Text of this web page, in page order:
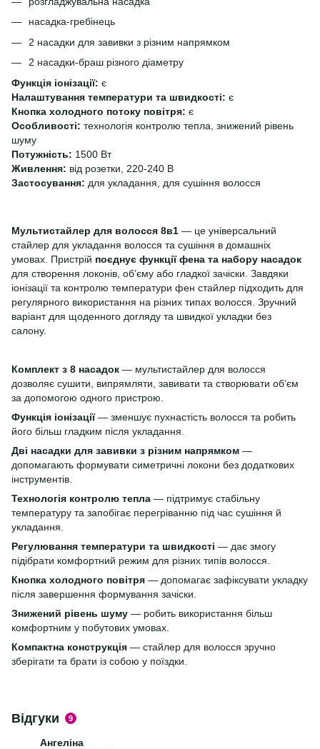
насадка-гребінець
2 насадки для завивки з різним напрямком
2 насадки-браш різного діаметру
Функція іонізації: є
Налаштування температури та швидкості: є
Кнопка холодного потоку повітря: є
Особливості: технологія контролю тепла, знижений рівень
шуму
Потужність: 1500 Вт
Живлення: від розетки, 220-240 В
Застосування: для укладання, для сушіння волосся
Мультистайлер для волосся 8в1 — це універсальний
стайлер для укладання волосся та сушіння в домашніх
умовах. Пристрій поєднує функції фена та набору насадок
для створення локонів, об’єму або гладкої зачіски. Завдяки
іонізації та контролю температури фен стайлер підходить для
регулярного використання на різних типах волосся. Зручний
варіант для щоденного догляду та швидкої укладки без
салону.
Комплект з 8 насадок — мультистайлер для волосся
дозволяє сушити, випрямляти, завивати та створювати об’єм
за допомогою одного пристрою.
Функція іонізації— зменшує пухнастість волосся та робить
його більш гладким після укладання.
Дві насадки для завивки з різним напрямком —
допомагають формувати симетричні локони без додаткових
інструментів.
Технологія контролю тепла — підтримує стабільну
температуру та запобігає перегріванню під час сушіння й
укладання.
Регулювання температури та швидкості — дає змогу
підібрати комфортний режим для різних типів волосся.
Кнопка холодного повітря — допомагає зафіксувати укладку
після завершення формування зачіски.
Знижений рівень шуму — робить використання більш
комфортним у побутових умовах.
Компактна конструкція — стайлер для волосся зручно
зберігати та брати із собою у поїздки.
Відгуки 9
Ангеліна